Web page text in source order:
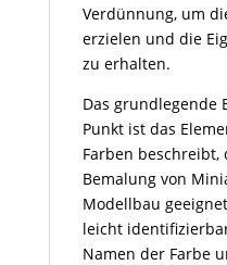
Verdünnung, um
erzielen und die
zu erhalten.
Das grundlegende
Punkt ist das
Farben
Bemalung von
Modellbau
leicht
Namen der Farbe